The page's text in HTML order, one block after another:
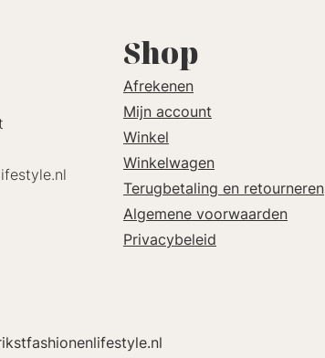
Shop
Afrekenen
Mijn account
Winkel
Winkelwagen
Terugbetaling en retourneren
Algemene voorwaarden
Privacybeleid